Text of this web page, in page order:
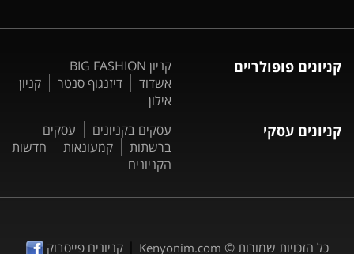
קניונים פופולריים
קניון BIG FASHION
אשדוד
דיזנגוף סנטר
קניון
אילון
קניונים עסקי עסקים בקניונים
עסקים
ברשתות
קמעונאות
חדשות
הקניונים
כל הזכויות שמורות © Kenyonim.com
|קניונים פייסבוק